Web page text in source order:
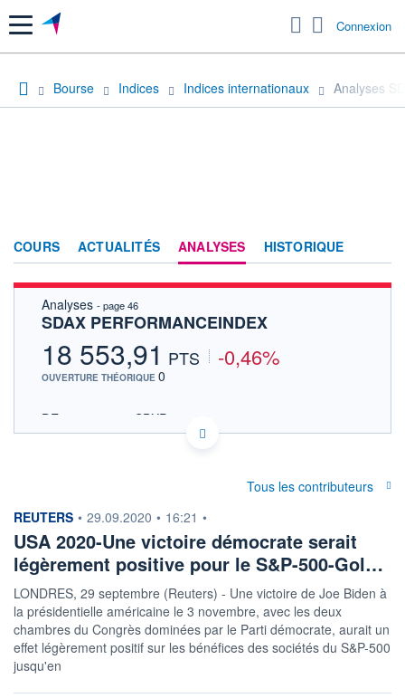
Menu Connexion
Bourse Indices Indices internationaux Analyses
COURS ACTUALITÉS ANALYSES HISTORIQUE
Analyses - page 46
SDAX PERFORMANCEINDEX
18 553,91 PTS -0,46%
OUVERTURE THÉORIQUE 0
DE0009653386 SDXP
XETRA DONNÉES TEMPS DIFFÉRÉ
11h57 14h53
18 800
OUVERTURE
18 732,28
CLÔTURE VEILLE
18 639,43
+ HAUT
Tous les contributeurs
information fournie par
REUTERS • 29.09.2020 • 16:21 •
USA 2020-Une victoire démocrate serait
légèrement positive pour le S&P-500-Gol…
LONDRES, 29 septembre (Reuters) - Une victoire de Joe Biden à
la présidentielle américaine le 3 novembre, avec les deux
chambres du Congrès dominées par le Parti démocrate, aurait un
effet légèrement positif sur les bénéfices des sociétés du S&P-500
jusqu'en